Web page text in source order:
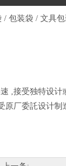
/ 包装袋 / 文具
,接受独特设计
原厂委託设计制